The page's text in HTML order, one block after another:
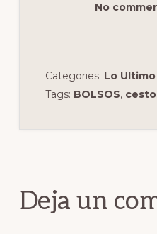
No
Categories: Lo Ultimo
Tags: BOLSOS,
los
lectores
Deja un